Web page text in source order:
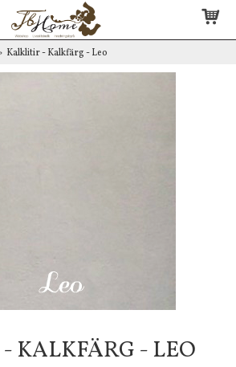
Kalklitir - Kalkfärg - Leo
KALKFÄRG - LEO